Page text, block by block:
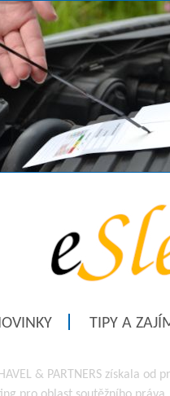
TIPY A
HAVEL & PARTNERS získala